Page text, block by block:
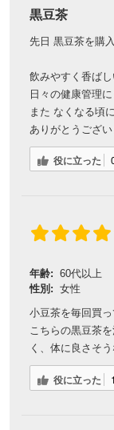
黒豆茶
先日 黒豆茶を購
飲みやすく香ば
日々の健康管理
また なくなる頃
ありがとうござ
役に立った
年齢: 60代以上
性別: 女性
小豆茶を毎回買
こちらの黒豆茶
く、体に良さそ
役に立った 1